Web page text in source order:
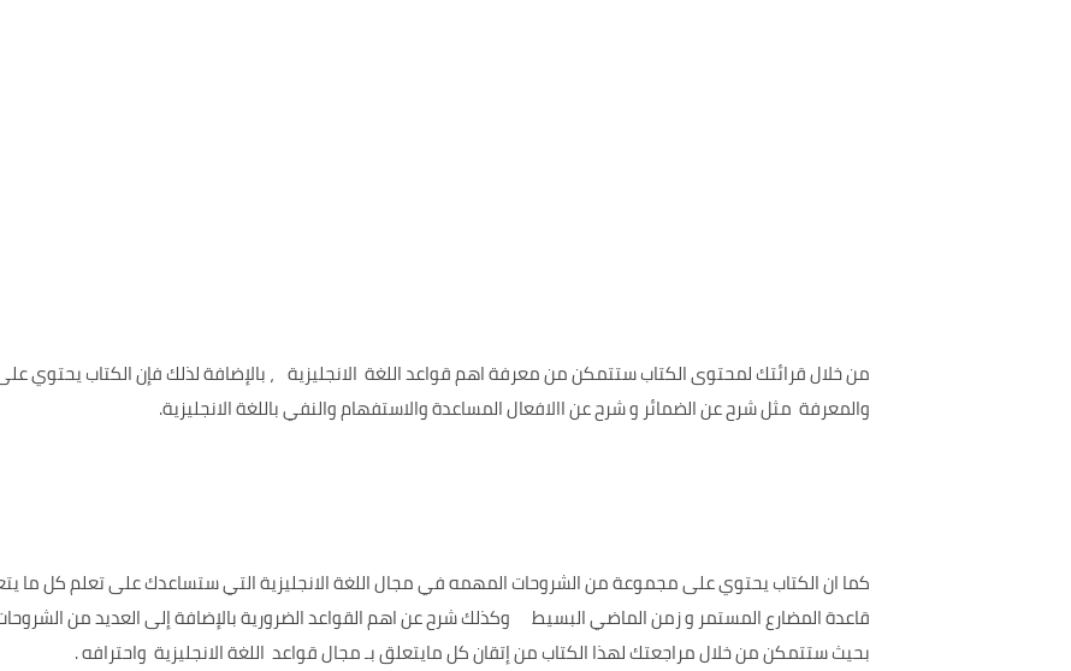
من خلال قرائتك لمحتوى الكتاب ستتمكن من معرفة اهم قواعد اللغة الانجليزية ، بالإضافة لذلك فإن الكتاب يحتوي
والمعرفة مثل شرح عن الضمائر و شرح عن االافعال المساعدة والاستفهام والنفي باللغة الانجليزية.
كما ان الكتاب يحتوي على مجموعة من الشروحات المهمه في مجال اللغة الانجليزية التي ستساعدك على تعلم كل ما
قاعدة المضارع المستمر و زمن الماضي البسيط وكذلك شرح عن اهم القواعد الضرورية بالإضافة إلى العديد من
بحيث ستتمكن من خلال مراجعتك لهذا الكتاب من إتقان كل مايتعلق بـ مجال قواعد اللغة الانجليزية واحترافه .